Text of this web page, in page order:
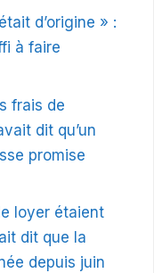
d’origine » :
à faire
frais de
dit qu’un
promise
loyer étaient
dit que la
depuis juin